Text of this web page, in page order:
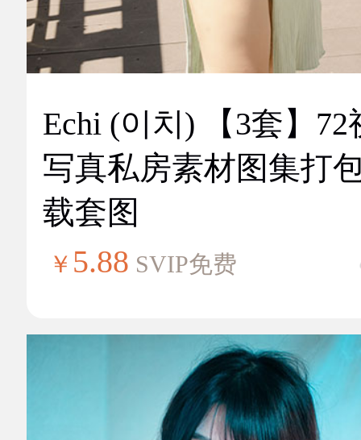
Echi (이치) 【3套】72
写真私房素材图集打
载套图
￥ 5.88 SVIP免费